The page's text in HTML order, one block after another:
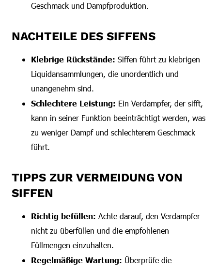
Geschmack und Dampfproduktion.
NACHTEILE DES SIFFENS
Klebrige Rückstände: Siffen führt zu klebrigen
Liquidansammlungen, die unordentlich und
unangenehm sind.
Schlechtere Leistung: Ein Verdampfer, der sifft,
kann in seiner Funktion beeinträchtigt werden, was
zu weniger Dampf und schlechterem Geschmack
führt.
TIPPS ZUR VERMEIDUNG VON
SIFFEN
Richtig befüllen: Achte darauf, den Verdampfer
nicht zu überfüllen und die empfohlenen
Füllmengen einzuhalten.
Regelmäßige Wartung: Überprüfe die